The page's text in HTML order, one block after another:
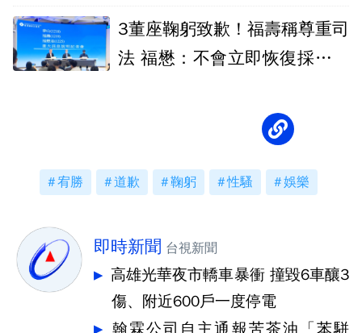
3董座鞠躬致歉！福壽稱尊重司
法 福懋：不會立即恢復採購關
宥勝 道歉 鞠躬 性騷 娛樂
即時新聞 台視新聞
高雄光華夜市轎車暴衝 撞毀6車釀3
傷、附近600戶一度停電
翰霖公司自主通報苦茶油「苯駢